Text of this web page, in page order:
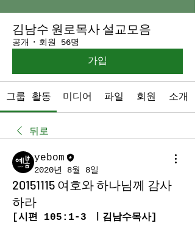
김남수 원로목사 설교모음
공개 · 회원 56명
가입
그룹 활동 미디어 파일 회원 소개
뒤로
yebom
2020년 8월 8일
20151115 여호와 하나님께 감사
하라
[시편 105:1-3 ㅣ김남수목사]